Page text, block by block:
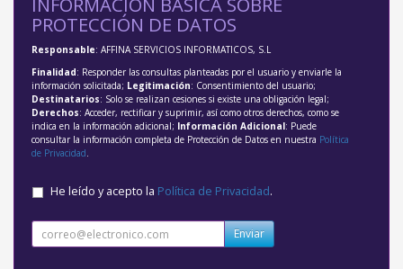
PROTECCIÓN DE DATOS
Responsable: AFFINA SERVICIOS INFORMATICOS, S.L
Finalidad: Responder las consultas planteadas por el usuario y enviarle la
información solicitada; Legitimación: Consentimiento del usuario;
Destinatarios: Solo se realizan cesiones si existe una obligación legal;
Derechos: Acceder, rectificar y suprimir, así como otros derechos, como se
indica en la información adicional; Información Adicional: Puede
consultar la información completa de Protección de Datos en nuestra Política
de Privacidad.
He leído y acepto la Política de Privacidad.
Enviar